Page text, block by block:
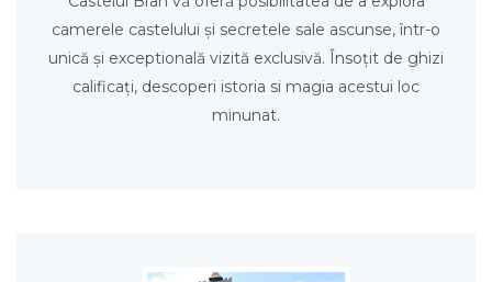
camerele castelului și secretele sale ascunse, într-o
unică și exceptională vizită exclusivă. Însoțit de ghizi
calificați, descoperi istoria si magia acestui loc
minunat.